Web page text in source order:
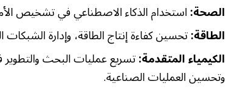
الصحة:استخدام الذكاء الاصطناعي في تشخيص
الطاقة:تحسين كفاءة إنتاج الطاقة، وإدارة
الكيمياء المتقدمة:تسريع عمليات البحث
وتحسين العمليات الصناعية.